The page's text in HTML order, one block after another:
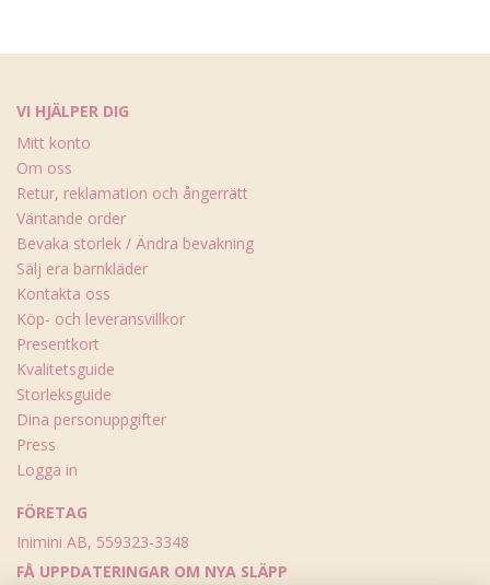
VI HJÄLPER DIG
Mitt konto
Om oss
Retur, reklamation och ångerrätt
Väntande order
Bevaka storlek / Ändra bevakning
Sälj era barnkläder
Kontakta oss
Köp- och leveransvillkor
Presentkort
Kvalitetsguide
Storleksguide
Dina personuppgifter
Press
Logga in
FÖRETAG
Inimini AB, 559323-3348
FÅ UPPDATERINGAR OM NYA SLÄPP